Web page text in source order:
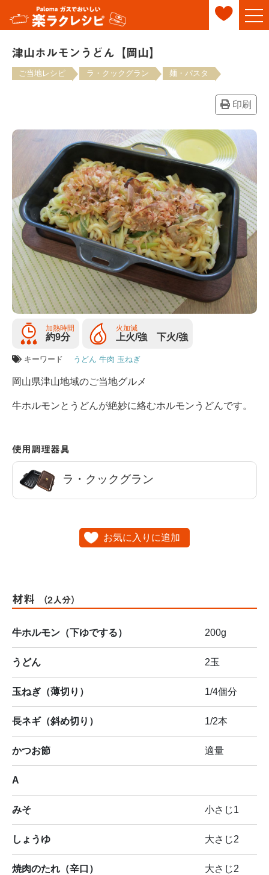
津山ホルモンうどん【岡山】
ご当地レシピ ラ・クックグラン 麺・パスタ
印刷
加熱時間
約9分
火加減
上火/強 下火/強
キーワード うどん 牛肉 玉ねぎ
岡山県津山地域のご当地グルメ
牛ホルモンとうどんが絶妙に絡むホルモンうどんです。
使用調理器具
ラ・クックグラン
お気に入りに追加
材料 （2人分）
牛ホルモン（下ゆでする） 200g
うどん 2玉
玉ねぎ（薄切り） 1/4個分
長ネギ（斜め切り） 1/2本
かつお節 適量
A
みそ 小さじ1
しょうゆ 大さじ2
焼肉のたれ（辛口） 大さじ2